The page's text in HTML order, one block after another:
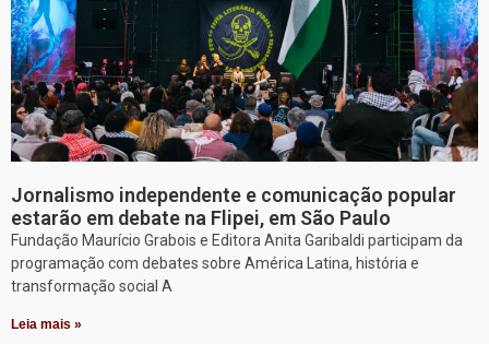
Jornalismo independente e comunicação popular
estarão em debate na Flipei, em São Paulo
Fundação Maurício Grabois e Editora Anita Garibaldi participam da
programação com debates sobre América Latina, história e
transformação social A
Leia mais »